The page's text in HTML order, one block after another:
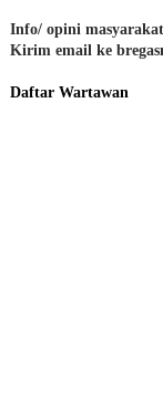
Info/ opini
Kirim email ke
Daftar Wartawan